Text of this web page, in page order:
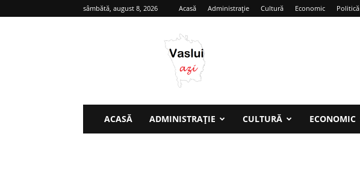
sâmbătă, august 8, 2026 Acasă Administrație Cultură Economic Politică
ACASĂ ADMINISTRAȚIE CULTURĂ ECONOMIC